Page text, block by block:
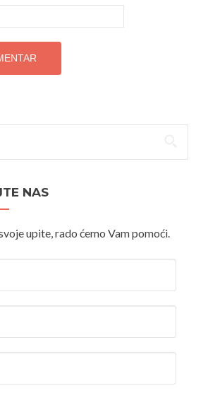
NAS
upite, rado ćemo Vam pomoći.